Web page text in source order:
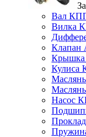
Вал
Вилка
Кулиса
Насос